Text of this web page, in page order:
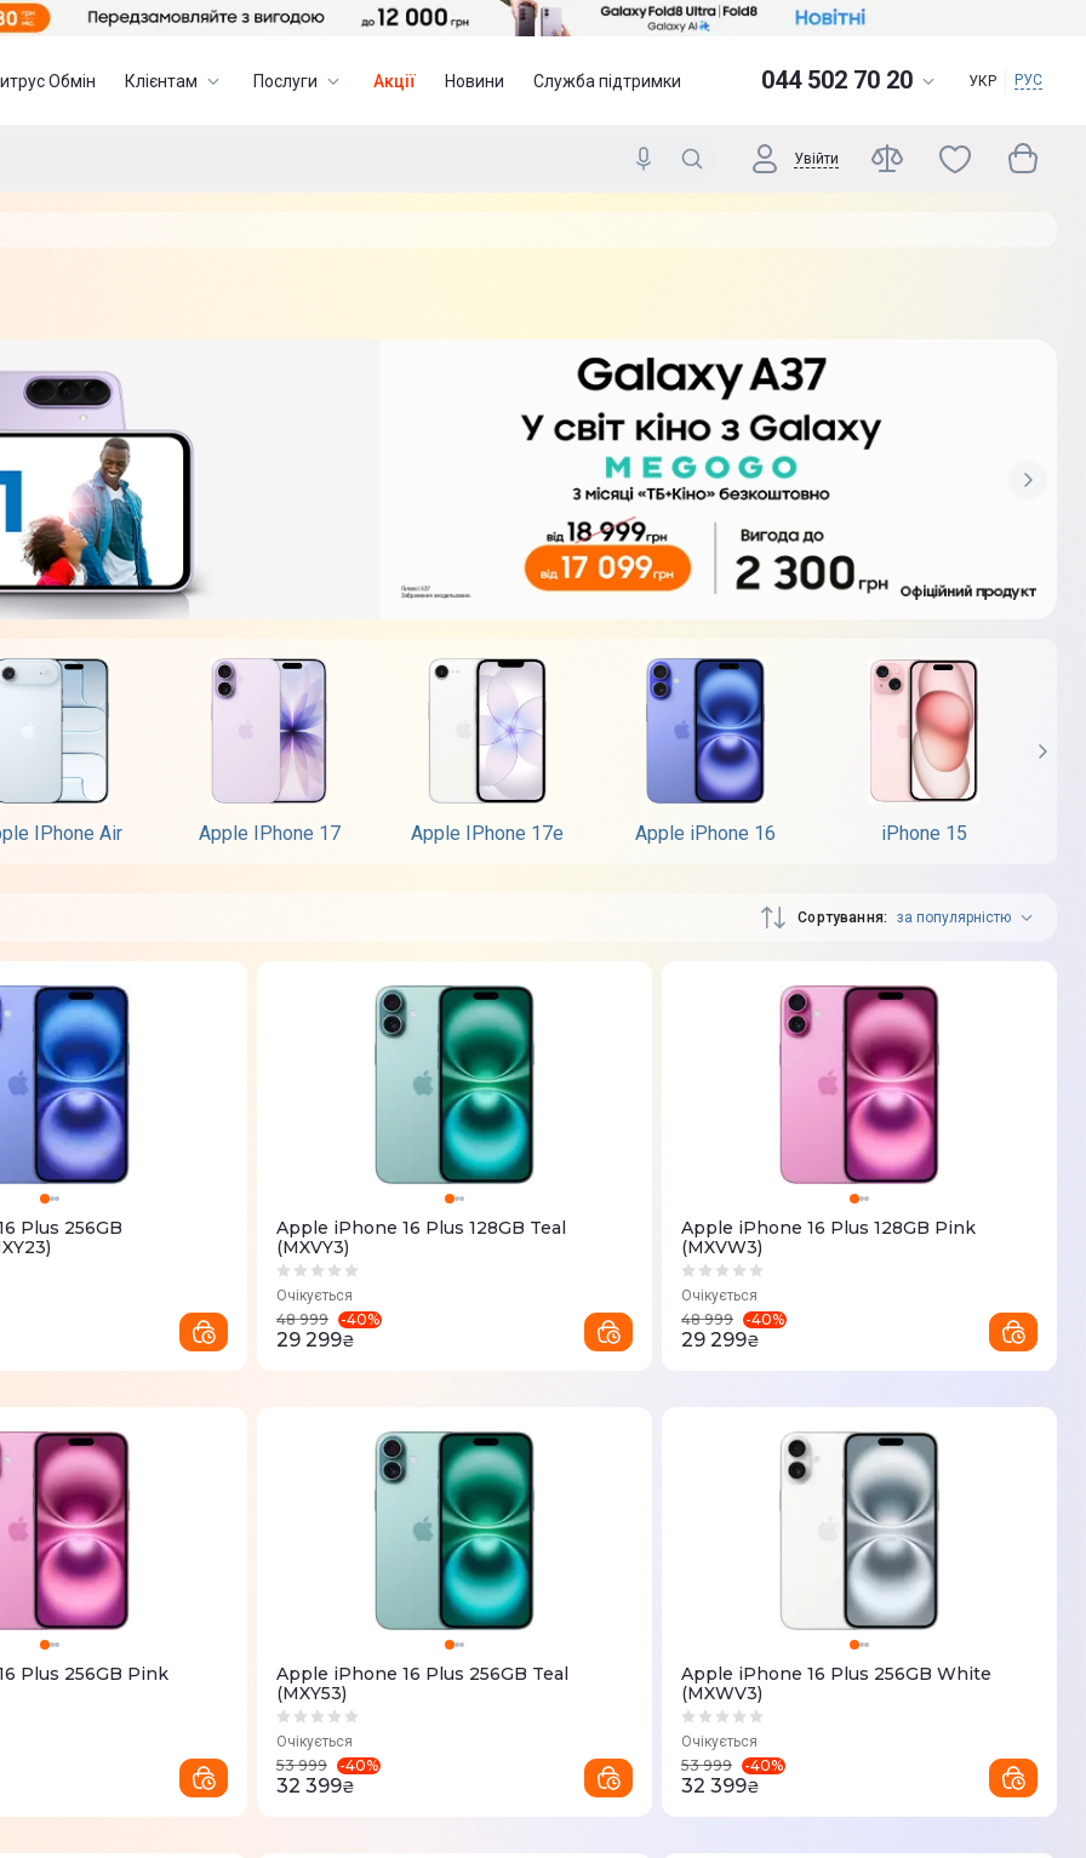
Обмін Клієнтам Послуги Акції Новини Служба підтримки 044 502 70 20 УКР РУС
Увійти
IPhone Air Apple IPhone 17 Apple IPhone 17e Apple iPhone 16 iPhone 15
Сортування за популярністю
Plus 256GB
Apple iPhone 16 Plus 128GB Teal
(MXVY3)
Очікується
48 999 -40%
29 299₴
Apple iPhone 16 Plus 128GB Pink
(MXVW3)
Очікується
48 999 -40%
29 299₴
Plus 256GB Pink
Apple iPhone 16 Plus 256GB Teal
(MXY53)
Очікується
53 999 -40%
32 399₴
Apple iPhone 16 Plus 256GB White
(MXWV3)
Очікується
53 999 -40%
32 399₴